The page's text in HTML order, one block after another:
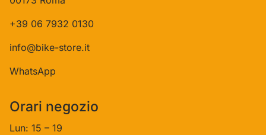
+39 06 7932 0130
info@bike-store.it
WhatsApp
Orari negozio
Lun: 15 – 19